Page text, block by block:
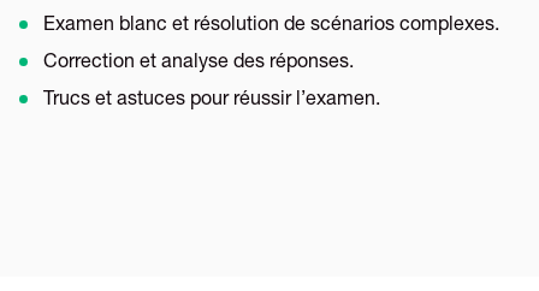
Examen blanc et résolution de scénarios complexes.
Correction et analyse des réponses.
Trucs et astuces pour réussir l’examen.